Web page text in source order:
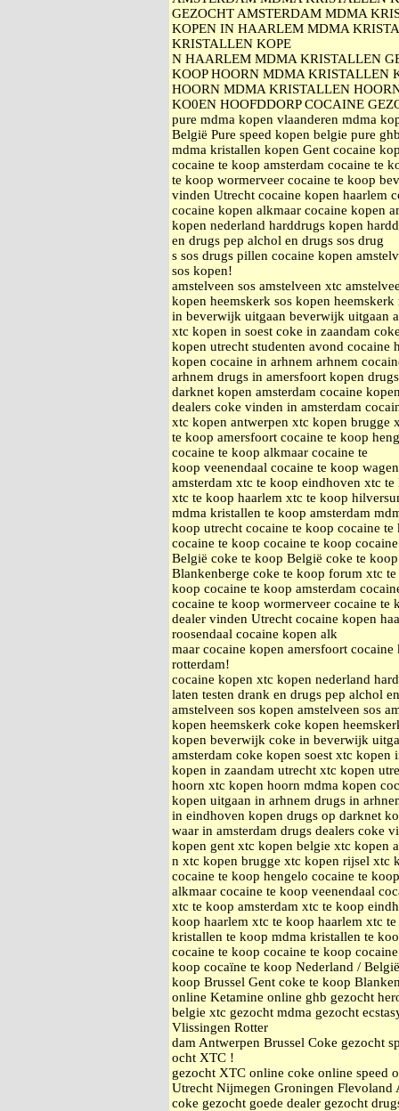
GEZOCHT AMSTERDAM MDMA
KOPEN IN HAARLEM MDMA
KRISTALLEN KOPE
N HAARLEM MDMA KRISTALLEN
KOOP HOORN MDMA KRISTALLEN
HOORN MDMA KRISTALLEN
KO0EN HOOFDDORP COCAINE
pure mdma kopen vlaanderen mdma
België Pure speed kopen belgie pure
mdma kristallen kopen Gent cocaine
cocaine te koop amsterdam cocaine te
te koop wormerveer cocaine te koop
vinden Utrecht cocaine kopen haarlem
cocaine kopen alkmaar cocaine kopen
kopen nederland harddrugs kopen
en drugs pep alchol en drugs sos drug
s sos drugs pillen cocaine kopen
sos kopen!
amstelveen sos amstelveen xtc
kopen heemskerk sos kopen
in beverwijk uitgaan beverwijk uitgaan
xtc kopen in soest coke in zaandam
kopen utrecht studenten avond
kopen cocaine in arhnem arhnem
arhnem drugs in amersfoort kopen
darknet kopen amsterdam cocaine
dealers coke vinden in amsterdam
xtc kopen antwerpen xtc kopen brugge
te koop amersfoort cocaine te koop
cocaine te koop alkmaar cocaine te
koop veenendaal cocaine te koop
amsterdam xtc te koop eindhoven xtc
xtc te koop haarlem xtc te koop
mdma kristallen te koop amsterdam
koop utrecht cocaine te koop cocaine
cocaine te koop cocaine te koop
België coke te koop België coke te
Blankenberge coke te koop forum xtc
koop cocaine te koop amsterdam
cocaine te koop wormerveer cocaine te
dealer vinden Utrecht cocaine kopen
roosendaal cocaine kopen alk
maar cocaine kopen amersfoort cocaine
rotterdam!
cocaine kopen xtc kopen nederland
laten testen drank en drugs pep alchol
amstelveen sos kopen amstelveen sos
kopen heemskerk coke kopen
kopen beverwijk coke in beverwijk
amsterdam coke kopen soest xtc kopen
kopen in zaandam utrecht xtc kopen
hoorn xtc kopen hoorn mdma kopen
kopen uitgaan in arhnem drugs in
in eindhoven kopen drugs op darknet
waar in amsterdam drugs dealers coke
kopen gent xtc kopen belgie xtc kopen
n xtc kopen brugge xtc kopen rijsel xtc
cocaine te koop hengelo cocaine te
alkmaar cocaine te koop veenendaal
xtc te koop amsterdam xtc te koop
koop haarlem xtc te koop haarlem xtc
kristallen te koop mdma kristallen te
cocaine te koop cocaine te koop
koop cocaïne te koop Nederland /
koop Brussel Gent coke te koop
online Ketamine online ghb gezocht
belgie xtc gezocht mdma gezocht
Vlissingen Rotter
dam Antwerpen Brussel Coke gezocht
ocht XTC !
gezocht XTC online coke online speed
Utrecht Nijmegen Groningen Flevoland
coke gezocht goede dealer gezocht